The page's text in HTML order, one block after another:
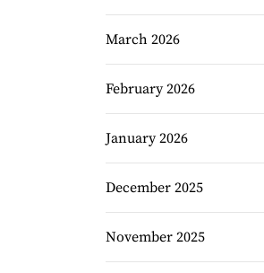
March 2026
February 2026
January 2026
December 2025
November 2025